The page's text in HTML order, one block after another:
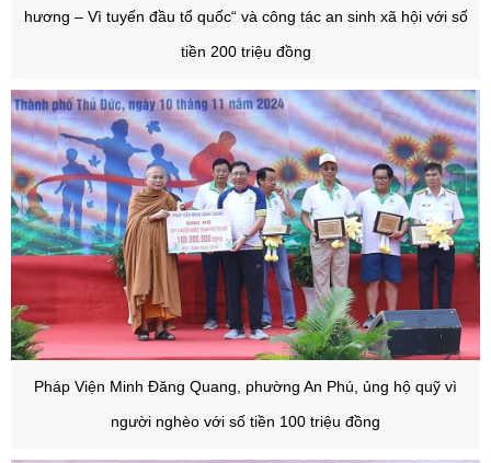
hương – Vì tuyến đầu tổ quốc“ và công tác an sinh xã hội với số
tiền 200 triệu đồng
Pháp Viện Minh Đăng Quang, phường An Phú, ủng hộ quỹ vì
người nghèo với số tiền 100 triệu đồng